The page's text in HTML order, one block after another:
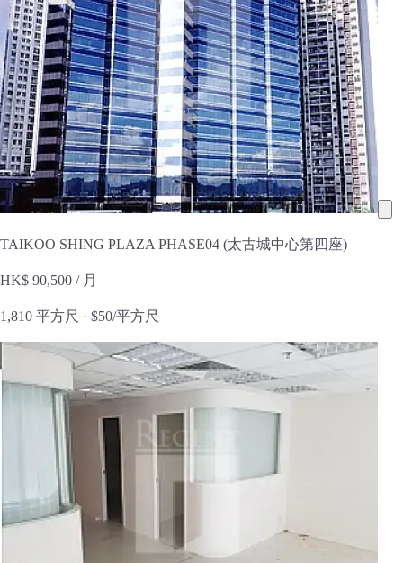
TAIKOO SHING PLAZA PHASE04 (太古城中心第四座)
HK$ 90,500 / 月
1,810 平方尺 · $50/平方尺